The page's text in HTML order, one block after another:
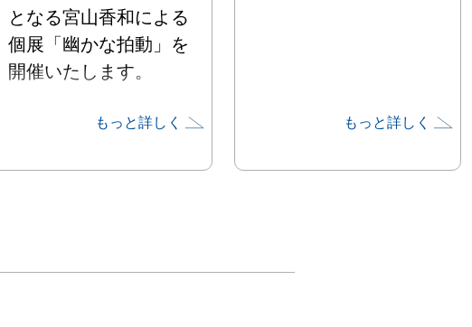
となる宮山香和による
個展「幽かな拍動」を
開催いたします。
「Memento Mori」
もっと詳しく もっと詳しく